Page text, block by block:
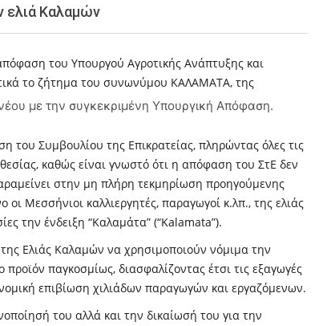
ελιά Καλαμών
του Υπουργού Αγροτικής Ανάπτυξης και
το ζήτημα του συνωνύμου ΚΑΛΑΜΑΤΑ, της
με την συγκεκριμένη Υπουργική Απόφαση.
Συμβουλίου της Επικρατείας, πληρώντας όλες τις
καθώς είναι γνωστό ότι η απόφαση του ΣτΕ δεν
στην μη πλήρη τεκμηρίωση προηγούμενης
Μεσσήνιοι καλλιεργητές, παραγωγοί κ.λπ., της ελιάς
την ένδειξη “Καλαμάτα” (“Kalamata”).
Ελιάς Καλαμών να χρησιμοποιούν νόμιμα την
παγκοσμίως, διασφαλίζοντας έτσι τις εξαγωγές
επιβίωση χιλιάδων παραγωγών και εργαζόμενων.
του αλλά και την δικαίωσή του για την